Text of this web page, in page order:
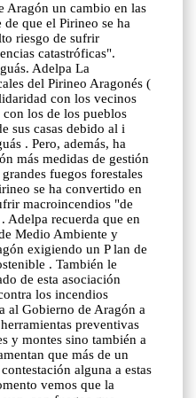
Aragón un cambio en las
que el Pirineo se ha
riesgo de sufrir
catastróficas".
Adelpa La
del Pirineo Aragonés (
con los vecinos
con los de los pueblos
sus casas debido al i
. Pero, además, ha
más medidas de gestión
fuegos forestales
se ha convertido en
macroincendios "de
Adelpa recuerda que en
Medio Ambiente y
exigiendo un P lan de
. También le
de esta asociación
los incendios
al Gobierno de Aragón a
preventivas
y montes sino también a
que más de un
alguna a estas
vemos que la